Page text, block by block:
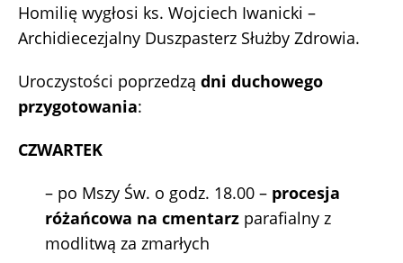
Homilię wygłosi ks. Wojciech Iwanicki –
Archidiecezjalny Duszpasterz Służby Zdrowia.
Uroczystości poprzedzą dni duchowego
przygotowania:
CZWARTEK
– po Mszy Św. o godz. 18.00 – procesja
różańcowa na cmentarz parafialny z
modlitwą za zmarłych